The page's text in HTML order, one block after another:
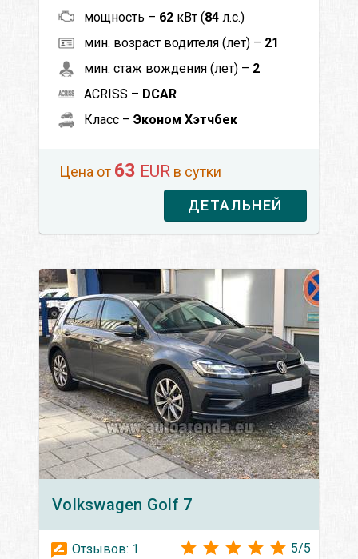
мощность – 62 кВт (84 л.с.)
мин. возраст водителя (лет) – 21
мин. стаж вождения (лет) – 2
ACRISS – DCAR
Класс – Эконом Хэтчбек
Цена от 63 EUR в сутки
ДЕТАЛЬНЕЙ
Volkswagen Golf 7
Отзывов: 1 5/5